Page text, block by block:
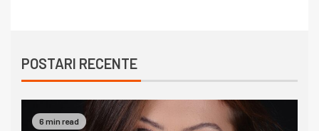
POSTARI RECENTE
6 min read